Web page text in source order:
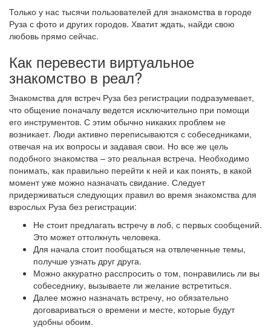
Только у нас тысячи пользователей для знакомства в городе
Руза с фото и других городов. Хватит ждать, найди свою
любовь прямо сейчас.
Как перевести виртуальное
знакомство в реал?
Знакомства для встреч Руза без регистрации подразумевает,
что общение поначалу ведется исключительно при помощи
его инструментов. С этим обычно никаких проблем не
возникает. Люди активно переписываются с собеседниками,
отвечая на их вопросы и задавая свои. Но все же цель
подобного знакомства – это реальная встреча. Необходимо
понимать, как правильно перейти к ней и как понять, в какой
момент уже можно назначать свидание. Следует
придерживаться следующих правил во время знакомства для
взрослых Руза без регистрации:
Не стоит предлагать встречу в лоб, с первых сообщений.
Это может оттолкнуть человека.
Для начала стоит пообщаться на отвлеченные темы,
получше узнать друг друга.
Можно аккуратно расспросить о том, понравились ли вы
собеседнику, вызываете ли желание встретиться.
Далее можно назначать встречу, но обязательно
договариваться о времени и месте, которые будут
удобны обоим.